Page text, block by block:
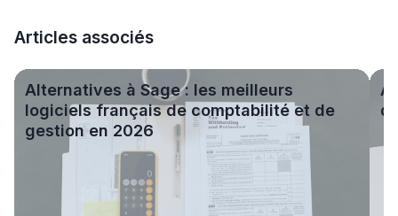
Articles associés
Alternatives à Sage : les meilleurs
logiciels français de comptabilité et de
gestion en 2026
Alternatives à Sage : les meilleurs logiciels français de